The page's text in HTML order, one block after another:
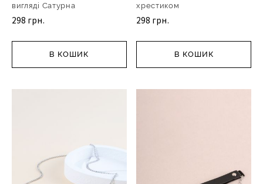
вигляді Сатурна
298 грн.
В КОШИК
хрестиком
298 грн.
В КОШИК